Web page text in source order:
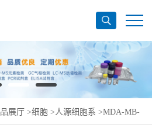
展厅 >细胞 >人源细胞系 >MDA-MB-